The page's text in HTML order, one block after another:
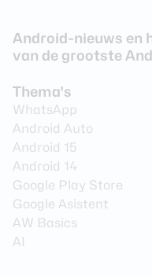
Android-nieuws en
van de grootste
Thema's
WhatsApp
Android Auto
Android 15
Android 14
Google Play Store
Google Asistent
AW Basics
AI